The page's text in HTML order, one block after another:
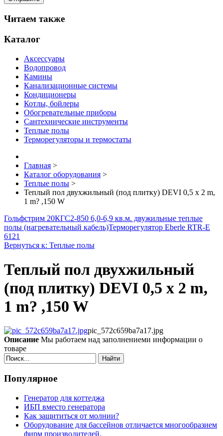
Читаем также
Каталог
Аксессуары
Водопровод
Камины
Канализационные системы
Кондиционеры
Котлы, бойлеры
Обогревательные приборы
Сантехнические инструменты
Теплые полы
Терморегуляторы и термостаты
Главная >
Каталог оборудования >
Теплые полы >
Теплый пол двухжильный (под плитку) DEVI 0,5 x 2 m,
1 m? ,150 W
Гольфстрим 20КГС2-850 6,0-6,9 кв.м. двужильные теплые
полы (нагревательный кабель)Терморегулятор Eberle RTR-E
6121
Вернуться к: Теплые полы
Теплый пол двухжильный
(под плитку) DEVI 0,5 x 2 m,
1 m? ,150 W
pic_572c659ba7a17.jpg
Описание Мы работаем над заполнениеми информации о
товаре
Найти
Популярное
Генератор для коттеджа
ИБП вместо генератора
Как защититься от молнии?
Оборудование для бассейнов отличается многообразием
фирм производителей.